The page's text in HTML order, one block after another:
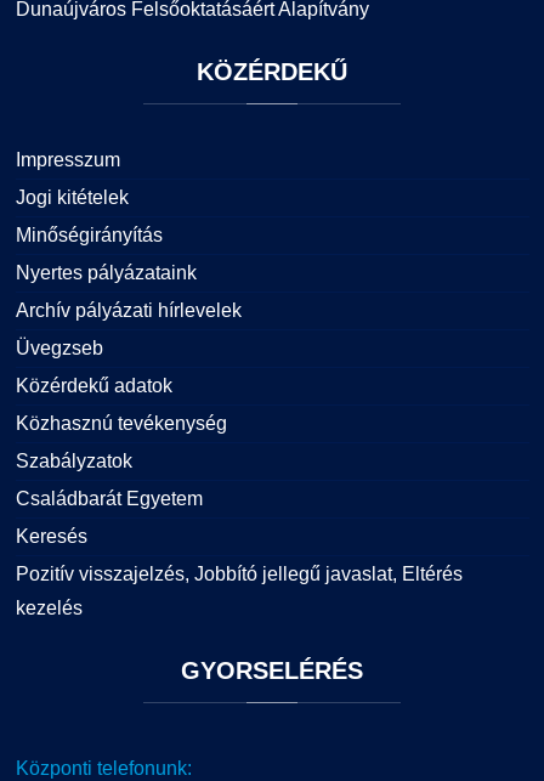
Dunaújváros Felsőoktatásáért Alapítvány
KÖZÉRDEKŰ
Impresszum
Jogi kitételek
Minőségirányítás
Nyertes pályázataink
Archív pályázati hírlevelek
Üvegzseb
Közérdekű adatok
Közhasznú tevékenység
Szabályzatok
Családbarát Egyetem
Keresés
Pozitív visszajelzés, Jobbító jellegű javaslat, Eltérés
kezelés
GYORSELÉRÉS
Központi telefonunk: